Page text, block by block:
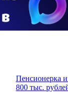
Пенсионерка
800 тыс.